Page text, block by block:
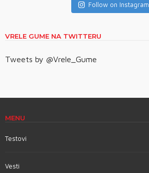
Follow on Instagram
VRELE GUME NA TWITTERU
Tweets by @Vrele_Gume
MENU
Testovi
Vesti